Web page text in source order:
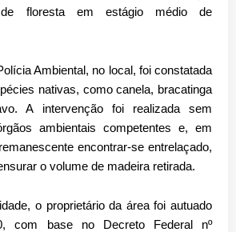
floresta em estágio médio de
Ambiental, no local, foi constatada
nativas, comocanela, bracatinga
. A intervenção foi realizadasem
ambientais competentes e, em
encontrar-se entrelaçado,
o volume de madeira retirada.
o proprietário da área foi autuado
, com base no Decreto Federal nº